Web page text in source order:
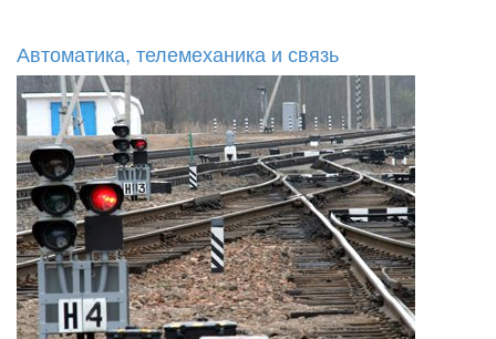
Автоматика, телемеханика и связь